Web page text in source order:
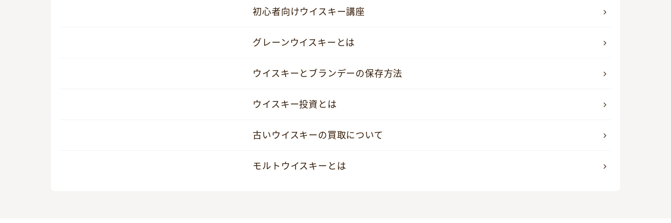
初心者向けウイスキー講座
グレーンウイスキーとは
ウイスキーとブランデーの保存方法
ウイスキー投資とは
古いウイスキーの買取について
モルトウイスキーとは